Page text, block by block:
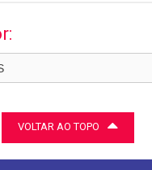
VOLTAR AO TOPO